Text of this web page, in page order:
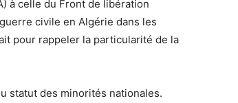
à celle du Front de libération
civile en Algérie dans les
pour rappeler la particularité de la
statut des minorités nationales.